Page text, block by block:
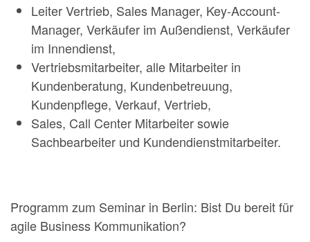
Leiter Vertrieb, Sales Manager, Key-Account-
Manager, Verkäufer im Außendienst, Verkäufer
im Innendienst,
Vertriebsmitarbeiter, alle Mitarbeiter in
Kundenberatung, Kundenbetreuung,
Kundenpflege, Verkauf, Vertrieb,
Sales, Call Center Mitarbeiter sowie
Sachbearbeiter und Kundendienstmitarbeiter.
Programm zum Seminar in Berlin: Bist Du bereit für
agile Business Kommunikation?